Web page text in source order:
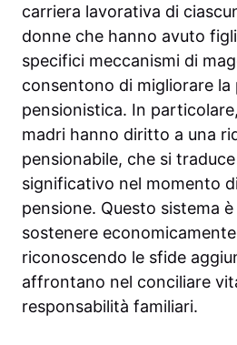
carriera lavorativa di
donne che hanno avuto
specifici meccanismi di
consentono di migliorare
pensionistica. In
madri hanno diritto a una
pensionabile, che si
significativo nel momento
pensione. Questo sistema
sostenere
riconoscendo le sfide
affrontano nel conciliare
responsabilità familiari.